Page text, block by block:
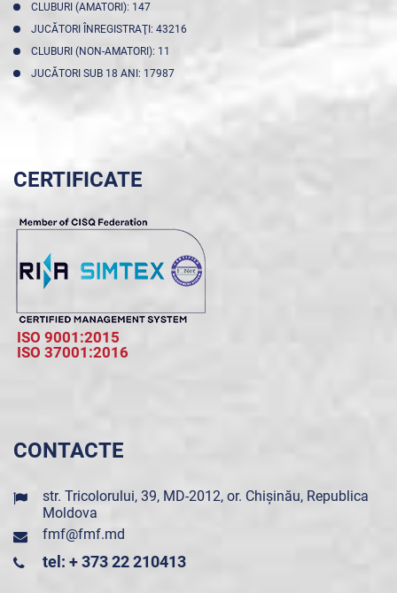
CLUBURI (AMATORI): 147
JUCĂTORI ÎNREGISTRAŢI: 43216
CLUBURI (NON-AMATORI): 11
JUCĂTORI SUB 18 ANI: 17987
CERTIFICATE
ISO 9001:2015
ISO 37001:2016
CONTACTE
str. Tricolorului, 39, MD-2012, or. Chișinău, Republica
Moldova
fmf@fmf.md
tel: + 373 22 210413